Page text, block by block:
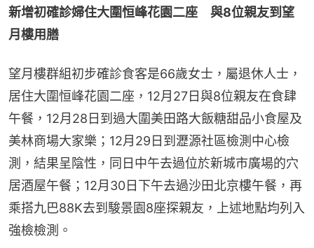
新增初確診婦住大圍恒峰花園二座　與8位親友到望
月樓用膳
望月樓群組初步確診食客是66歲女士，屬退休人士，
居住大圍恒峰花園二座，12月27日與8位親友在食肆
午餐，12月28日到過大圍美田路大飯糖甜品小食屋及
美林商場大家樂；12月29日到瀝源社區檢測中心檢
測，結果呈陰性，同日中午去過位於新城市廣場的穴
居酒屋午餐；12月30日下午去過沙田北京樓午餐，再
乘搭九巴88K去到駿景園8座探親友，上述地點均列入
強檢檢測。